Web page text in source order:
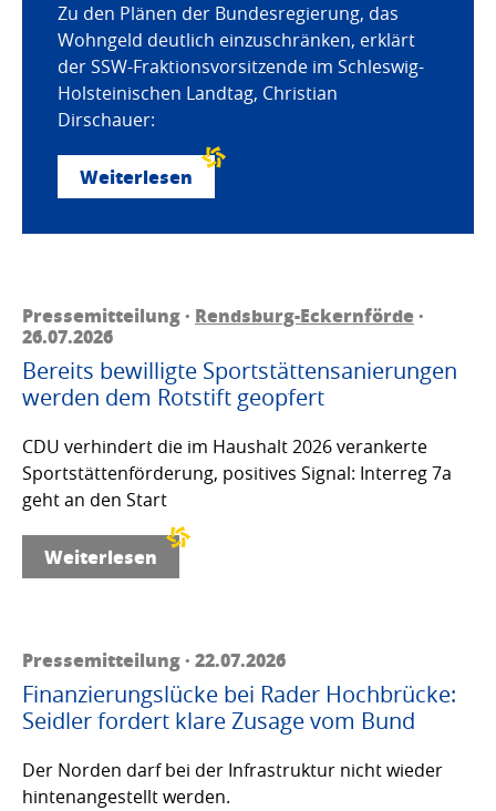
Zu den Plänen der Bundesregierung, das
Wohngeld deutlich einzuschränken, erklärt
der SSW-Fraktionsvorsitzende im Schleswig-
Holsteinischen Landtag, Christian
Dirschauer:
Weiterlesen
Pressemitteilung · Rendsburg-Eckernförde·
26.07.2026
Bereits bewilligte Sportstättensanierungen
werden dem Rotstift geopfert
CDU verhindert die im Haushalt 2026 verankerte
Sportstättenförderung, positives Signal: Interreg 7a
geht an den Start
Weiterlesen
Pressemitteilung · 22.07.2026
Finanzierungslücke bei Rader Hochbrücke:
Seidler fordert klare Zusage vom Bund
Der Norden darf bei der Infrastruktur nicht wieder
hintenangestellt werden.